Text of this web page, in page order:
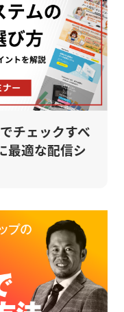
チェックすべ
最適な配信シ